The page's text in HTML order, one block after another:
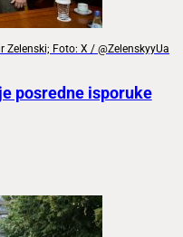
Foto: X / @ZelenskyyUa
posredne isporuke